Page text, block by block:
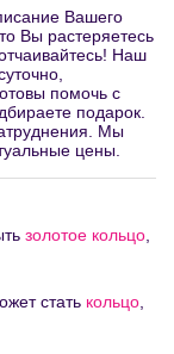
Вашего
Вы растеряетесь
Наш
помочь с
подарок.
Мы
цены.
золотое кольцо,
стать кольцо,